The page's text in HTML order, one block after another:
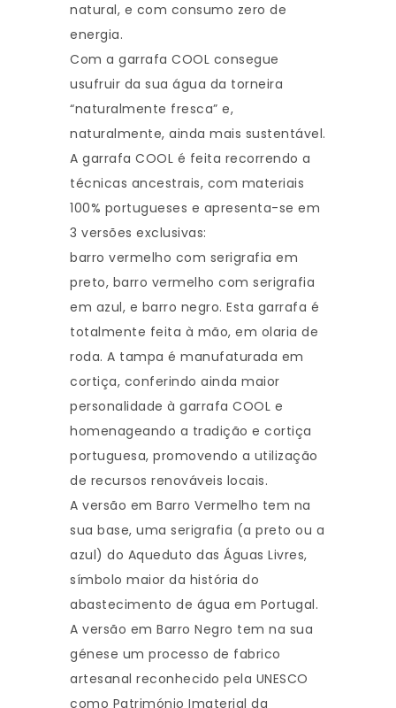
natural, e com consumo zero de
energia.
Com a garrafa COOL consegue
usufruir da sua água da torneira
“naturalmente fresca” e,
naturalmente, ainda mais sustentável.
A garrafa COOL é feita recorrendo a
técnicas ancestrais, com materiais
100% portugueses e apresenta-se em
3 versões exclusivas:
barro vermelho com serigrafia em
preto, barro vermelho com serigrafia
em azul, e barro negro. Esta garrafa é
totalmente feita à mão, em olaria de
roda. A tampa é manufaturada em
cortiça, conferindo ainda maior
personalidade à garrafa COOL e
homenageando a tradição e cortiça
portuguesa, promovendo a utilização
de recursos renováveis locais.
A versão em Barro Vermelho tem na
sua base, uma serigrafia (a preto ou a
azul) do Aqueduto das Águas Livres,
símbolo maior da história do
abastecimento de água em Portugal.
A versão em Barro Negro tem na sua
génese um processo de fabrico
artesanal reconhecido pela UNESCO
como Património Imaterial da